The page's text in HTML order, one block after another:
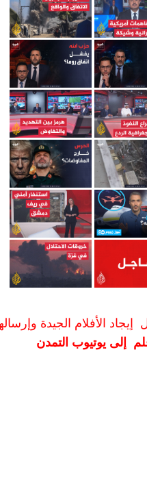
الأفلام الجيدة وإرسالها
إلى يوتيوب التمدن